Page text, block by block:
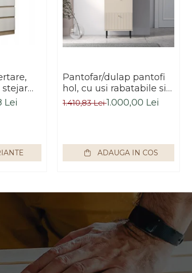
stejar
hol,
Lei
Pantofar/dulap pantofi
hol, cu usi rabatabile si
sertar,bej crem casmir,
pal+mdf casmir , 98x
negre, butoni auriu,
Bortis
1.410,83 Lei1.000,00 Lei
ADAUGA IN COS